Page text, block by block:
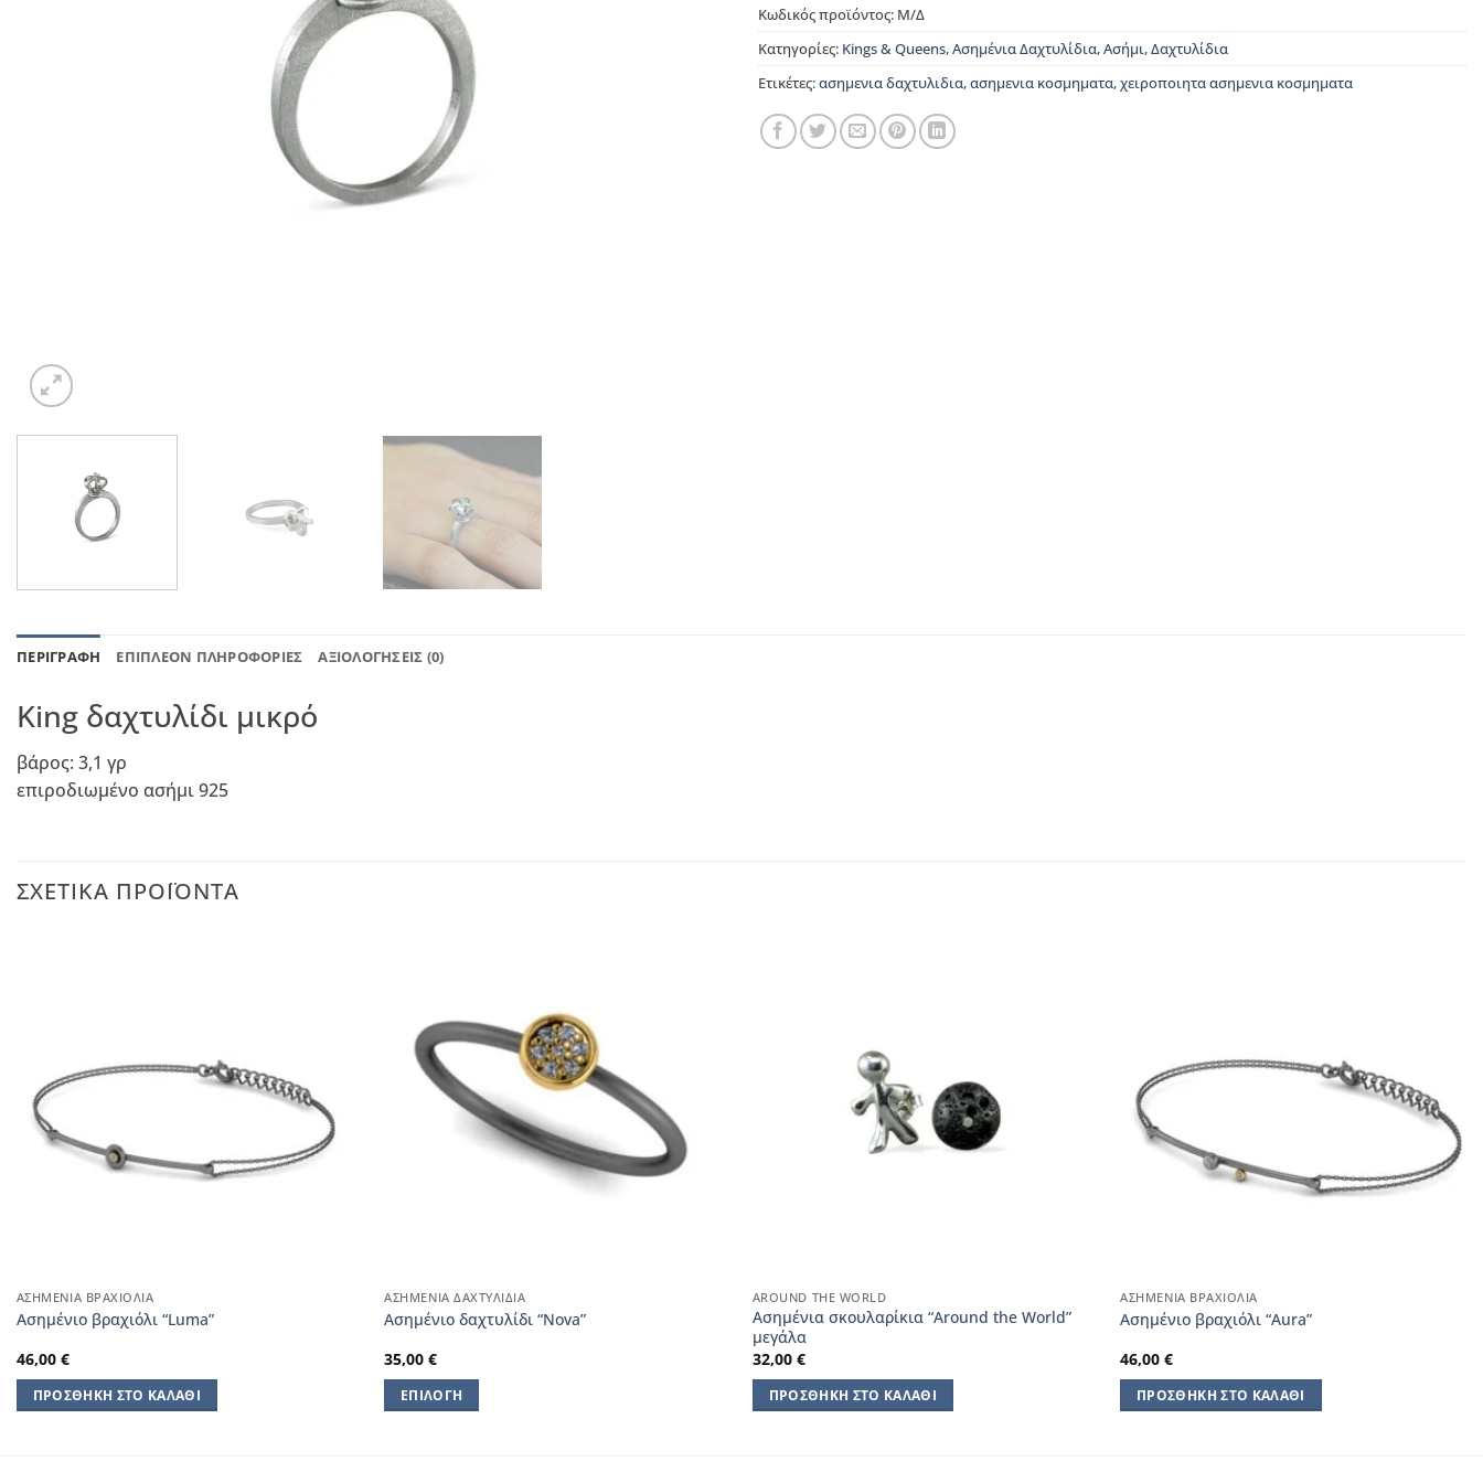
Κωδικός προϊόντος: Μ/Δ
Κατηγορίες: Kings & Queens,Ασημένια Δαχτυλίδια,Ασήμι,Δαχτυλίδια
Ετικέτες:ασημενια δαχτυλιδια,ασημενια κοσμηματα,χειροποιητα ασημενια κοσμηματα
ΠΕΡΙΓΡΑΦΉ ΕΠΙΠΛΈΟΝ ΠΛΗΡΟΦΟΡΊΕΣ ΑΞΙΟΛΟΓΉΣΕΙΣ (0)
King δαχτυλίδι μικρό
βάρος: 3,1 γρ
επιροδιωμένο ασήμι 925
ΣΧΕΤΙΚΆ ΠΡΟΪΌΝΤΑ
ΑΣΗΜΈΝΙΑ ΒΡΑΧΙΌΛΙΑ
Aσημένιο βραχιόλι “Luma”
46,00 €
ΠΡΟΣΘΉΚΗ ΣΤΟ ΚΑΛΆΘΙ
ΑΣΗΜΈΝΙΑ ΔΑΧΤΥΛΊΔΙΑ
Ασημένιο δαχτυλίδι “Nova”
35,00€
ΕΠΙΛΟΓΉ
AROUND THE WORLD
Ασημένια σκουλαρίκια “Around the World”
μεγάλα
32,00 €
ΠΡΟΣΘΉΚΗ ΣΤΟ ΚΑΛΆΘΙ
ΑΣΗΜΈΝΙΑ ΒΡΑΧΙΌΛΙΑ
Aσημένιο βραχιόλι “Aura”
46,00€
ΠΡΟΣΘΉΚΗ ΣΤΟ ΚΑΛΆΘΙ